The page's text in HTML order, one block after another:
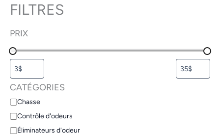
FILTRES
PRIX
CATÉGORIES
Chasse
Contrôle d'odeurs
Éliminateurs d'odeur